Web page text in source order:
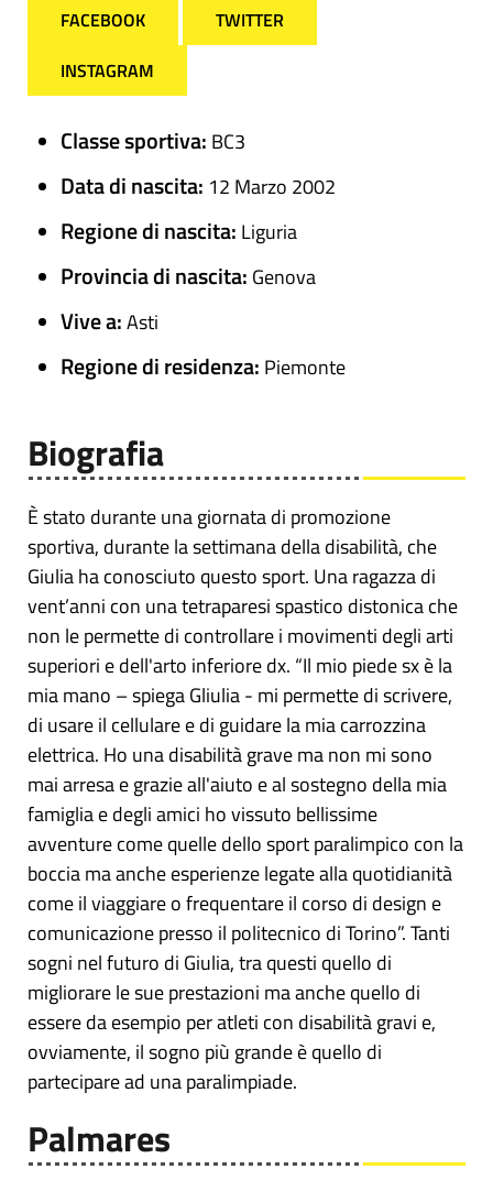
FACEBOOK
TWITTER
INSTAGRAM
Classe sportiva: BC3
Data di nascita: 12 Marzo 2002
Regione di nascita: Liguria
Provincia di nascita: Genova
Vive a:Asti
Regione di residenza: Piemonte
Biografia
È stato durante una giornata di promozione
sportiva, durante la settimana della disabilità, che
Giulia ha conosciuto questo sport. Una ragazza di
vent’anni con una tetraparesi spastico distonica che
non le permette di controllare i movimenti degli arti
superiori e dell'arto inferiore dx. “Il mio piede sx è la
mia mano – spiega Gliulia - mi permette di scrivere,
di usare il cellulare e di guidare la mia carrozzina
elettrica. Ho una disabilità grave ma non mi sono
mai arresa e grazie all'aiuto e al sostegno della mia
famiglia e degli amici ho vissuto bellissime
avventure come quelle dello sport paralimpico con la
boccia ma anche esperienze legate alla quotidianità
come il viaggiare o frequentare il corso di design e
comunicazione presso il politecnico di Torino”. Tanti
sogni nel futuro di Giulia, tra questi quello di
migliorare le sue prestazioni ma anche quello di
essere da esempio per atleti con disabilità gravi e,
ovviamente, il sogno più grande è quello di
partecipare ad una paralimpiade.
Palmares